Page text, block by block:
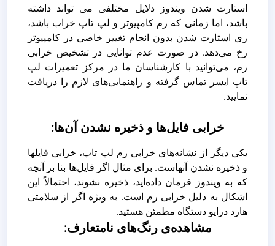
استارت شدن ویندوز دلایل مختلفی می تواند داشته
باشد، اما زمانی که رم کامپیوتر و لپ تاپ خراب باشد،
ری استارت شدن بدون انجام تغییر خاصی در کامپیوتر
رخ می‌دهد. در صورت عدم توانایی در تشخیص خرابی
رم، می‌توانید با کارشناسان ما در مرکز تعمیرات لپ
تاپ ایسر تماس گرفته و راهنمایی‌های لازم را دریافت
نمایید.
خرابی فایل‌ها و ذخیره نشدن آن‌ها:
یکی دیگر از نشانه‌های خرابی رم لپ تاپ، خرابی فایلها
و ذخیره نشدن آنهاست. برای مثال اگر فایل‌‌ها بنا بر آنچه
که به ویندوز فرمان داده‌اید، ذخیره نشوند، احتمالاً این
اشکال به دلیل خرابی رم است. به ویژه اگر از سلامتی
هارد درایو دستگاه مطمئن هستید.
مشاهده‌ی رنگ‌های نامتعارف: